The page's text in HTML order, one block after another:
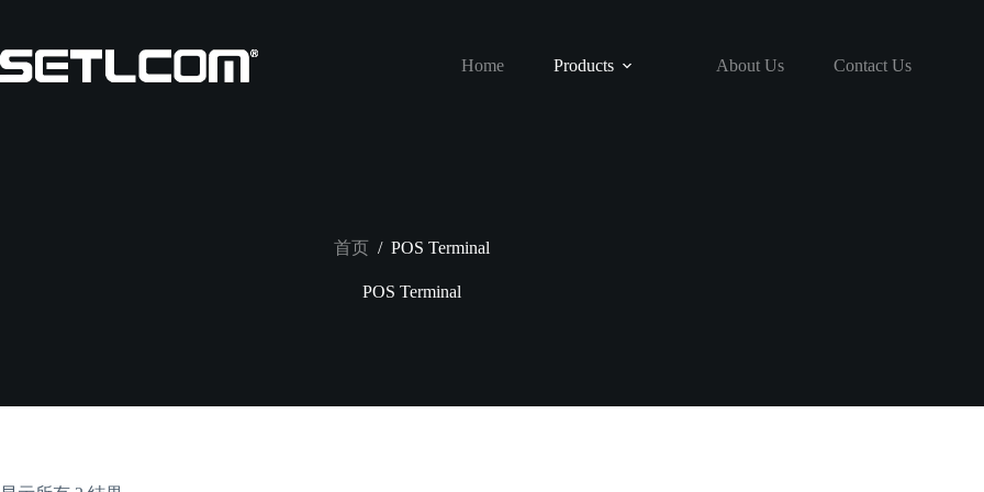
内
容
Home Products About Us Contact Us
首页 / POS Terminal
POS Terminal